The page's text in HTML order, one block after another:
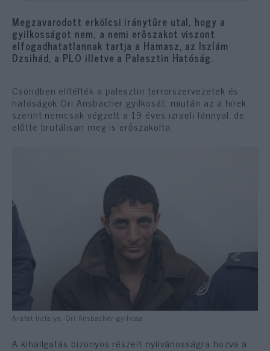
Megzavarodott erkölcsi iránytűre utal, hogy a
gyilkosságot nem, a nemi erőszakot viszont
elfogadhatatlannak tartja a Hamasz, az Iszlám
Dzsihád, a PLO illetve a Palesztin Hatóság.
Csöndben elítélték a palesztin terrorszervezetek és
hatóságok Ori Ansbacher gyilkosát, miután az a hírek
szerint nemcsak végzett a 19 éves izraeli lánnyal, de
előtte brutálisan meg is erőszakolta.
Arafat Irafaiya, Ori Ansbacher gyilkosa
A kihallgatás bizonyos részeit nyilvánosságra hozva a